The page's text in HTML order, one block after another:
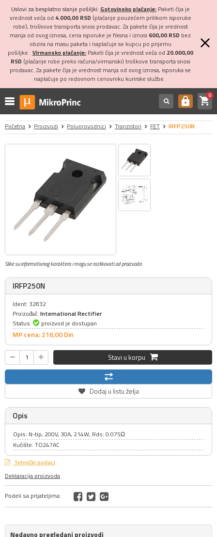
Uslovi za besplatno slanje pošiljki: Gotovinsko plaćanje:Paketi čija je
vrednost veća od 4.000,00 RSD (plaćanje pouzećem prilikom isporuke
robe), troškove transporta snosi prodavac. Za pakete čija je vrednost
manja od ovog iznosa, cena isporuke je fiksna i iznosi 600,00 RSD bez
obzira na masu paketa i naplaćuje se kupcu po prijemu
pošiljke. Virmansko plaćanje:Paketi čija je vrednost veća od 20.000,00
RSD (plaćanje robe preko računa/virmanski) troškove transporta snosi
prodavac. Za pakete čija je vrednost manja od ovog iznosa, isporuka se
naplaćuje po redovnom cenovniku kurirske službe.
https shopping_cart0
Početna Proizvodi Poluprovodnici Tranzistori FET IRFP250N
Slike su informativnog karaktera i mogu se razlikovati od proizvoda
IRFP250N
Ident: 32832
Proizođač: International Rectifier
Status:
proizvod je dostupan
MP cena: 216,00Din
Stavi u korpu
Dodaj u listu želja
Opis
Opis: N-tip, 200V, 30A, 214W, Rds: 0.075Ω
Kućište: TO247AC
Tehnički podaci
Deklaracija proizvoda
Podeli sa prijateljima:
Nedavno pregledani proizvodi